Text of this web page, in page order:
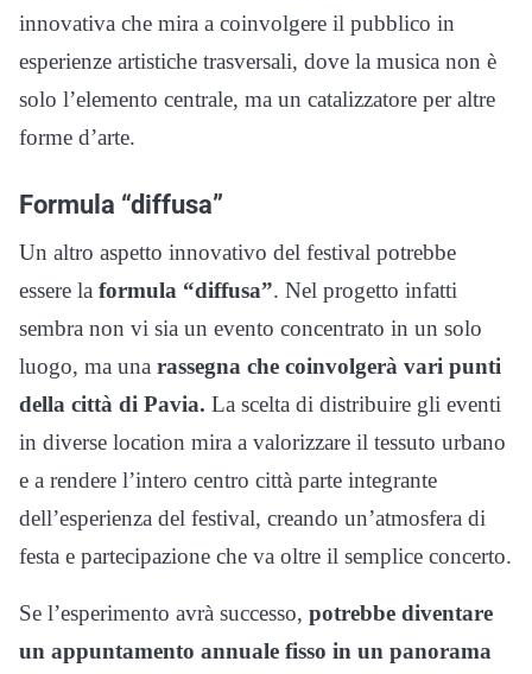
innovativa che mira a coinvolgere il pubblico in
esperienze artistiche trasversali, dove la musica non è
solo l’elemento centrale, ma un catalizzatore per altre
forme d’arte.
Formula “diffusa”
Un altro aspetto innovativo del festival potrebbe
essere la formula “diffusa”. Nel progetto infatti
sembra non vi sia un evento concentrato in un solo
luogo, ma una rassegna che coinvolgerà vari punti
della città di Pavia. La scelta di distribuire gli eventi
in diverse location mira a valorizzare il tessuto urbano
e a rendere l’intero centro città parte integrante
dell’esperienza del festival, creando un’atmosfera di
festa e partecipazione che va oltre il semplice concerto.
Se l’esperimento avrà successo, potrebbe diventare
un appuntamento annuale fisso in un panorama